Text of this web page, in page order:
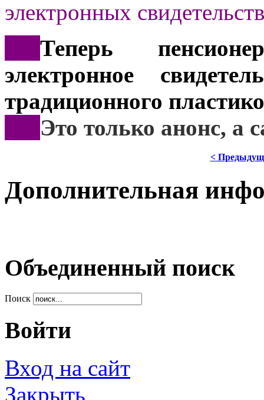
электронных
Теперь
электронное
традиционного
Это только анонс, а
<
Дополнительная
Объединенный поиск
Поиск
Войти
Вход на сайт
Закрыть